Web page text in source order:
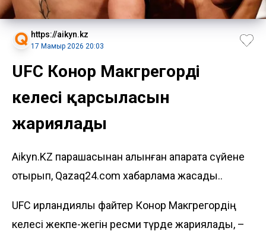
https://aikyn.kz
17 Мамыр 2026 20:03
UFC Конор Макгрегордің
келесі қарсыласын
жариялады
Aikyn.KZ парақшасынан алынған ақпаратқа сүйене
отырып, Qazaq24.com хабарлама жасады..
UFC ирландиялық файтер Конор Макгрегордің
келесі жекпе-жегін ресми түрде жариялады, –